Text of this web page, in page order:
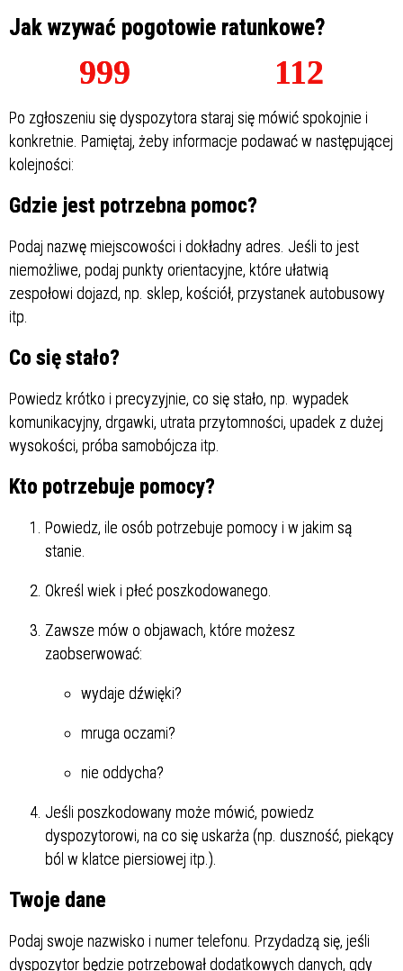
Jak wzywać pogotowie ratunkowe?
999 112
Po zgłoszeniu się dyspozytora staraj się mówić spokojnie i
konkretnie. Pamiętaj, żeby informacje podawać w następującej
kolejności:
Gdzie jest potrzebna pomoc?
Podaj nazwę miejscowości i dokładny adres. Jeśli to jest
niemożliwe, podaj punkty orientacyjne, które ułatwią
zespołowi dojazd, np. sklep, kościół, przystanek autobusowy
itp.
Co się stało?
Powiedz krótko i precyzyjnie, co się stało, np. wypadek
komunikacyjny, drgawki, utrata przytomności, upadek z dużej
wysokości, próba samobójcza itp.
Kto potrzebuje pomocy?
Powiedz, ile osób potrzebuje pomocy i w jakim są
stanie.
Określ wiek i płeć poszkodowanego.
Zawsze mów o objawach, które możesz
zaobserwować:
wydaje dźwięki?
mruga oczami?
nie oddycha?
Jeśli poszkodowany może mówić, powiedz
dyspozytorowi, na co się uskarża (np. duszność, piekący
ból w klatce piersiowej itp.).
Twoje dane
Podaj swoje nazwisko i numer telefonu. Przydadzą się, jeśli
dyspozytor będzie potrzebował dodatkowych danych, gdy